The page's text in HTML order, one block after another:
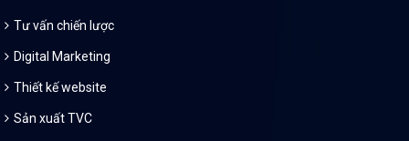
Tư vấn chiến lược
Digital Marketing
Thiết kế website
Sản xuất TVC